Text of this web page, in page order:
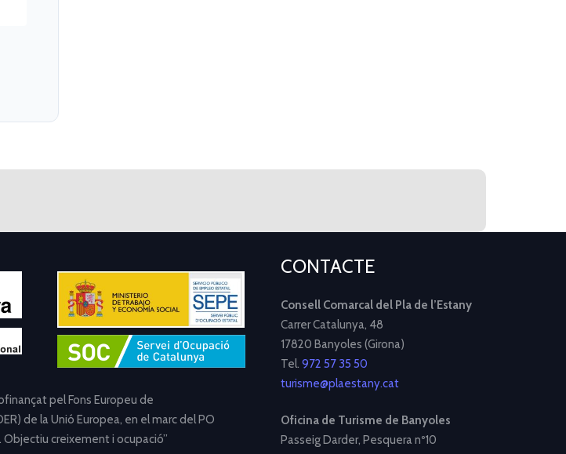
pel Fons Europeu de
de la Unió Europea, en el marc del PO
Objectiu creixement i ocupació”
CONTACTE
Consell Comarcal del Pla de l’Estany
Carrer Catalunya, 48
17820 Banyoles (Girona)
Tel. 972 57 35 50
turisme@plaestany.cat
Oficina de Turisme de Banyoles
Passeig Darder, Pesquera nº10